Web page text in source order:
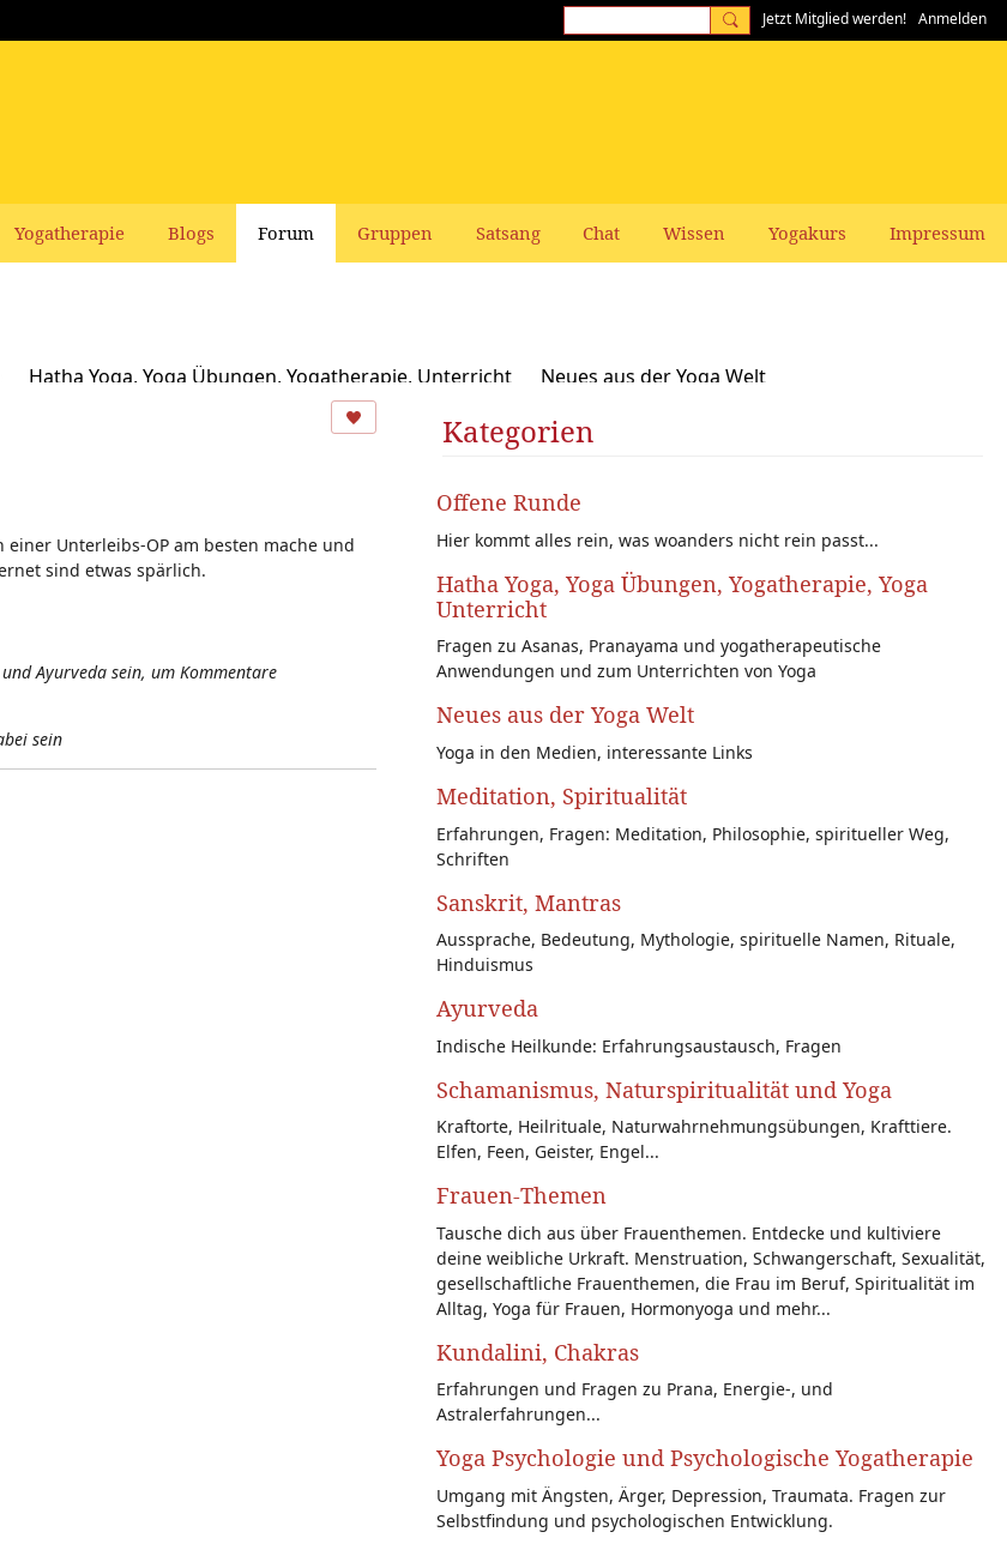
Jetzt Mitglied werden! Anmelden
Yogatherapie Blogs Forum Gruppen Satsang Chat Wissen Yogakurs Impressum
Hatha Yoga, Yoga Übungen, Yogatherapie, Unterricht
Neues aus der Yoga Welt
Schamanismus, Naturspiritualität und Yoga Frauen-Themen
Unterleibs-OP am besten mache und
sind etwas spärlich.
Ayurveda sein, um Kommentare
sein
Kategorien
Offene Runde
Hier kommt alles rein, was woanders nicht rein passt...
Hatha Yoga, Yoga Übungen, Yogatherapie, Yoga
Unterricht
Fragen zu Asanas, Pranayama und yogatherapeutische
Anwendungen und zum Unterrichten von Yoga
Neues aus der Yoga Welt
Yoga in den Medien, interessante Links
Meditation, Spiritualität
Erfahrungen, Fragen: Meditation, Philosophie, spiritueller Weg,
Schriften
Sanskrit, Mantras
Aussprache, Bedeutung, Mythologie, spirituelle Namen, Rituale,
Hinduismus
Ayurveda
Indische Heilkunde: Erfahrungsaustausch, Fragen
Schamanismus, Naturspiritualität und Yoga
Kraftorte, Heilrituale, Naturwahrnehmungsübungen, Krafttiere.
Elfen, Feen, Geister, Engel...
Frauen-Themen
Tausche dich aus über Frauenthemen. Entdecke und kultiviere
deine weibliche Urkraft. Menstruation, Schwangerschaft, Sexualität,
gesellschaftliche Frauenthemen, die Frau im Beruf, Spiritualität im
Alltag, Yoga für Frauen, Hormonyoga und mehr...
Kundalini, Chakras
Erfahrungen und Fragen zu Prana, Energie-, und
Astralerfahrungen...
Yoga Psychologie und Psychologische Yogatherapie
Umgang mit Ängsten, Ärger, Depression, Traumata. Fragen zur
Selbstfindung und psychologischen Entwicklung.